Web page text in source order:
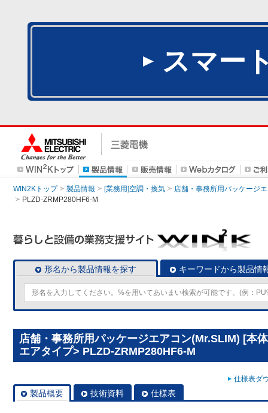
スマー
WIN2Kトップ 製品情報 [業務用]空調・換気
店舗・事務所用パッケージ
PLZD-ZRMP280HF6-M
形名から製品情報を探す キーワードから製品情
店舗・事務所用パッケージエアコン(Mr.SLIM) [本
エアタイプ> PLZD-ZRMP280HF6-M
仕様表ダ
製品概要 技術資料 仕様表